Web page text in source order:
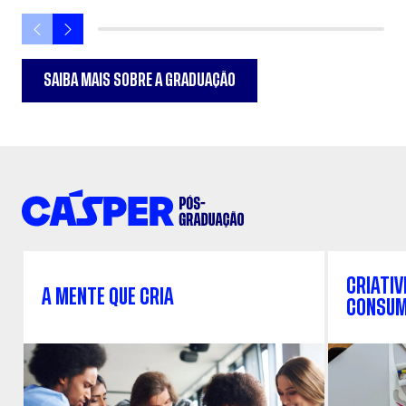
SAIBA MAIS SOBRE A GRADUAÇÃO
A MENTE QUE CRIA